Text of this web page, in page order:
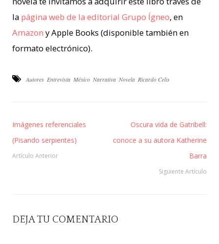
la página web de la editorial Grupo Ígneo, en
Amazon y Apple Books (disponible también en
formato electrónico).
Autores Entrevista México Narrativa Novela Ricardo Celis
Imágenes referenciales
(Pisando serpientes)
Artículo Anterior
Oscura vida de Gatribell:
conoce a su autora Katherine
Barra
Siguiente Artículo
DEJA TU COMENTARIO